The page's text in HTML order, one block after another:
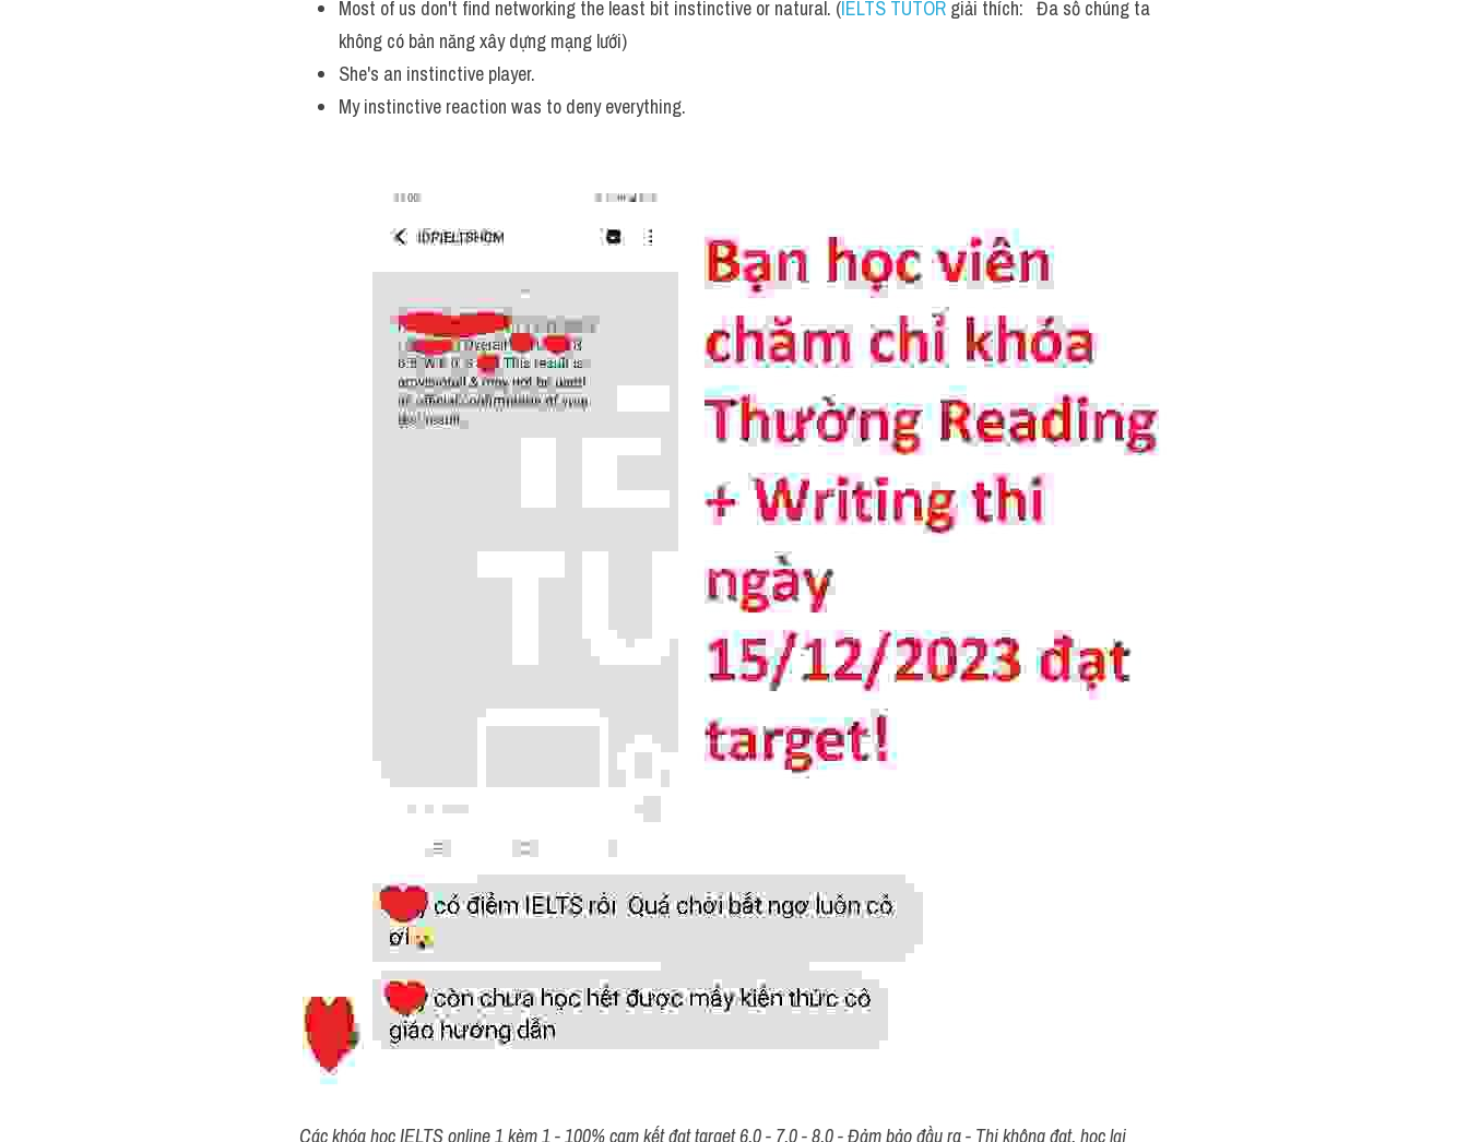
Most of us don't find networking the least bit instinctive or natural. (
giải thích:   Đa số chúng ta
không có bản năng xây dựng mạng lưới)
She's an instinctive player.
My instinctive reaction was to deny everything.